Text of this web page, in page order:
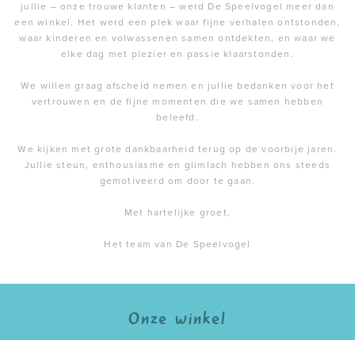
jullie – onze trouwe klanten – werd De Speelvogel meer dan
een winkel. Het werd een plek waar fijne verhalen ontstonden,
waar kinderen en volwassenen samen ontdekten, en waar we
elke dag met plezier en passie klaarstonden.
We willen graag afscheid nemen en jullie bedanken voor het
vertrouwen en de fijne momenten die we samen hebben
beleefd.
We kijken met grote dankbaarheid terug op de voorbije jaren.
Jullie steun, enthousiasme en glimlach hebben ons steeds
gemotiveerd om door te gaan.
Met hartelijke groet,
Het team van De Speelvogel
Onze winkel